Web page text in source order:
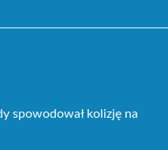
spowodował kolizję na